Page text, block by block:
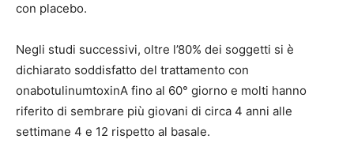
con placebo.
Negli studi successivi, oltre l’80% dei soggetti si è
dichiarato soddisfatto del trattamento con
onabotulinumtoxinA fino al 60° giorno e molti hanno
riferito di sembrare più giovani di circa 4 anni alle
settimane 4 e 12 rispetto al basale.